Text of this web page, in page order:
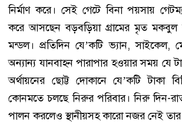
নির্মাণ করে। সেই গেটে বিনা পয়সায়
করে আসছেন বড়বড়িয়া গ্রামের মৃত মকবুল
মন্ডল। প্রতিদিন যে’কটি ভ্যান, সাইকেল,
অন্যান্য যানবাহন পারাপার হওয়ার সময় যে
অর্থায়নের ছোট্ট দোকানে যে’কটি টাকা
কোনমতে চলছে নিরুর পরিবার। নিরু দিন-
পালন করলেও স্থানীয়সহ কারো নজর নেই তার